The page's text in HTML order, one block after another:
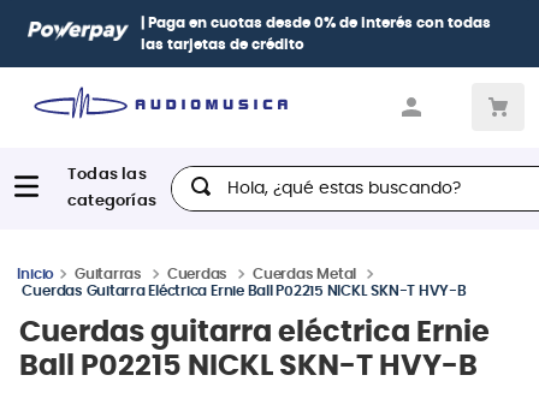
| Paga en cuotas desde 0% de interés con todas
las tarjetas de crédito
Hola, ¿qué estas buscando?
Guitarras Cuerdas
Cuerdas Metal
Cuerdas Guitarra Eléctrica Ernie Ball P02215 NICKL SKN-T HVY-B
Cuerdas guitarra eléctrica Ernie
Ball P02215 NICKL SKN-T HVY-B